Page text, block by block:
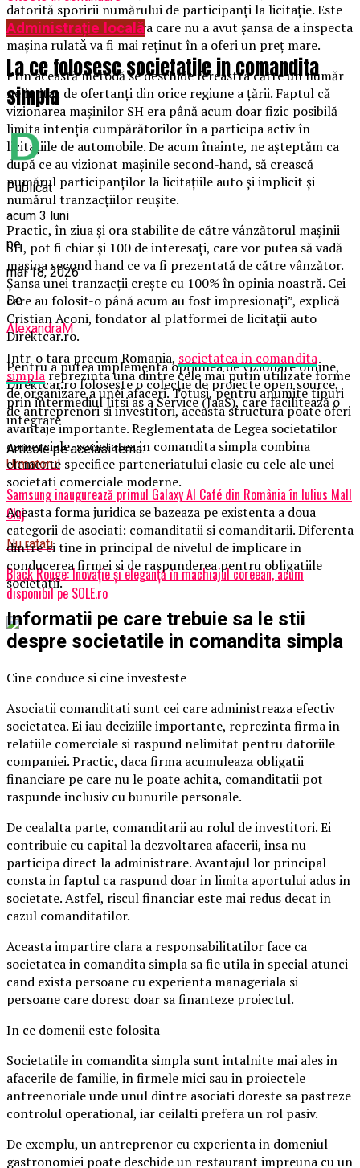
datorită sporirii numărului de participanți la licitație. Este
lesne de înțeles că cineva care nu a avut șansa de a inspecta
mașina rulatǎ va fi mai reținut în a oferi un preț mare.
Prin această metodă se deschide fereastra către un număr
nelimitat de ofertanți din orice regiune a țării. Faptul că
vizionarea mașinilor SH era până acum doar fizic posibilă
limita intenția cumpărătorilor în a participa activ în
licitațiile de automobile. De acum înainte, ne așteptăm ca
după ce au vizionat mașinile second-hand, să crească
numărul participanților la licitațiile auto și implicit și
numărul tranzacțiilor reușite.
Practic, în ziua și ora stabilite de către vânzătorul maşinii
SH, pot fi chiar și 100 de interesați, care vor putea să vadă
mașina second hand ce va fi prezentată de către vânzător.
Șansa unei tranzacții crește cu 100% în opinia noastră. Cei
care au folosit-o până acum au fost impresionați”, explică
Cristian Aconi, fondator al platformei de licitații auto
Direktcar.ro.
Pentru a putea implementa opțiunea de vizionare online,
Direktcar.ro folosește o colecție de proiecte open source,
prin intermediul Jitsi as a Service (JaaS), care facilitează o
integrare
Articole pe aceiasi tema:
Urmatorul
Samsung inaugurează primul Galaxy AI Café din România în Iulius Mall
Cluj
Nu ratati
Black Rouge: Inovație și eleganță în machiajul coreean, acum
disponibil pe SOLE.ro
Administrație locală
La ce folosesc societatile in comandita
simpla
Publicat
acum 3 luni
pe
mai 18, 2026
De
AlexandraM
Intr-o tara precum Romania, societatea in comandita
simplareprezinta una dintre cele mai putin utilizate forme
de organizare a unei afaceri. Totusi, pentru anumite tipuri
de antreprenori si investitori, aceasta structura poate oferi
avantaje importante. Reglementata de Legea societatilor
comerciale, societatea in comandita simpla combina
elemente specifice parteneriatului clasic cu cele ale unei
societati comerciale moderne.
Aceasta forma juridica se bazeaza pe existenta a doua
categorii de asociati: comanditatii si comanditarii. Diferenta
dintre ei tine in principal de nivelul de implicare in
conducerea firmei si de raspunderea pentru obligatiile
societatii.
Informatii pe care trebuie sa le stii
despre societatile in comandita simpla
Cine conduce si cine investeste
Asociatii comanditati sunt cei care administreaza efectiv
societatea. Ei iau deciziile importante, reprezinta firma in
relatiile comerciale si raspund nelimitat pentru datoriile
companiei. Practic, daca firma acumuleaza obligatii
financiare pe care nu le poate achita, comanditatii pot
raspunde inclusiv cu bunurile personale.
De cealalta parte, comanditarii au rolul de investitori. Ei
contribuie cu capital la dezvoltarea afacerii, insa nu
participa direct la administrare. Avantajul lor principal
consta in faptul ca raspund doar in limita aportului adus in
societate. Astfel, riscul financiar este mai redus decat in
cazul comanditatilor.
Aceasta impartire clara a responsabilitatilor face ca
societatea in comandita simpla sa fie utila in special atunci
cand exista persoane cu experienta manageriala si
persoane care doresc doar sa finanteze proiectul.
In ce domenii este folosita
Societatile in comandita simpla sunt intalnite mai ales in
afacerile de familie, in firmele mici sau in proiectele
antreenoriale unde unul dintre asociati doreste sa pastreze
controlul operational, iar ceilalti prefera un rol pasiv.
De exemplu, un antreprenor cu experienta in domeniul
gastronomiei poate deschide un restaurant impreuna cu un